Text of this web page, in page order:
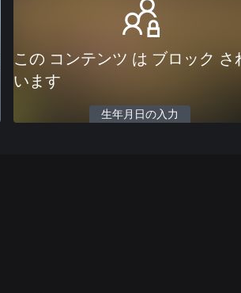
この コンテンツ は ブロック さ
います
生年月日の入力